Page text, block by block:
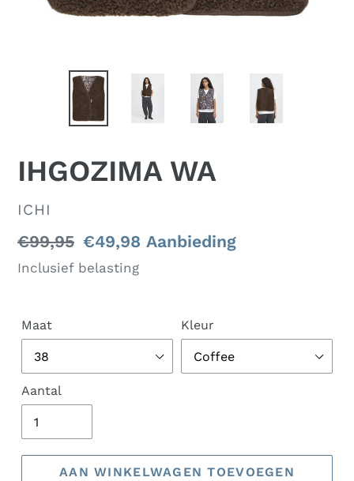
IHGOZIMA WA
VERKOPER
ICHI
Normale
prijs
€99,95 Aanbiedingsprijs
€49,98 Aanbieding
Inclusief belasting
Maat Kleur
Aantal
AAN WINKELWAGEN TOEVOEGEN